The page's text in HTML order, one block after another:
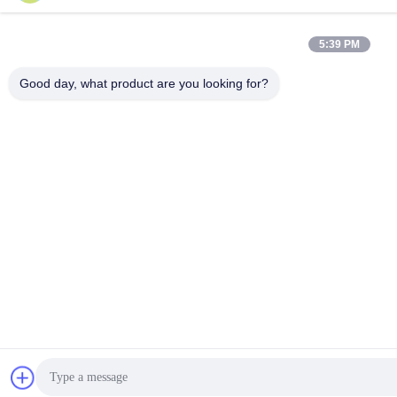
5:39 PM
Good day, what product are you looking for?